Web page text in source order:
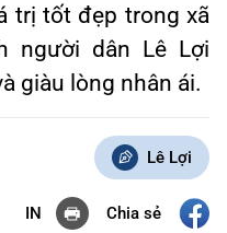
trị tốt đẹp trong xã
người dân Lê Lợi
giàu lòng nhân ái.
Lê Lợi
IN Chia sẻ